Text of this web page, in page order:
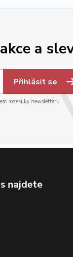
a
Přihlásit se
rozesílky newsletteru.
najdete